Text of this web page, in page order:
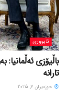
ئابووری
باڵیۆزی
تارانە
حوزه‌یران 7, 2025